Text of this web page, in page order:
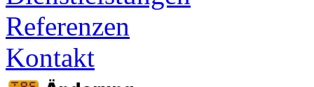
Referenzen
Kontakt